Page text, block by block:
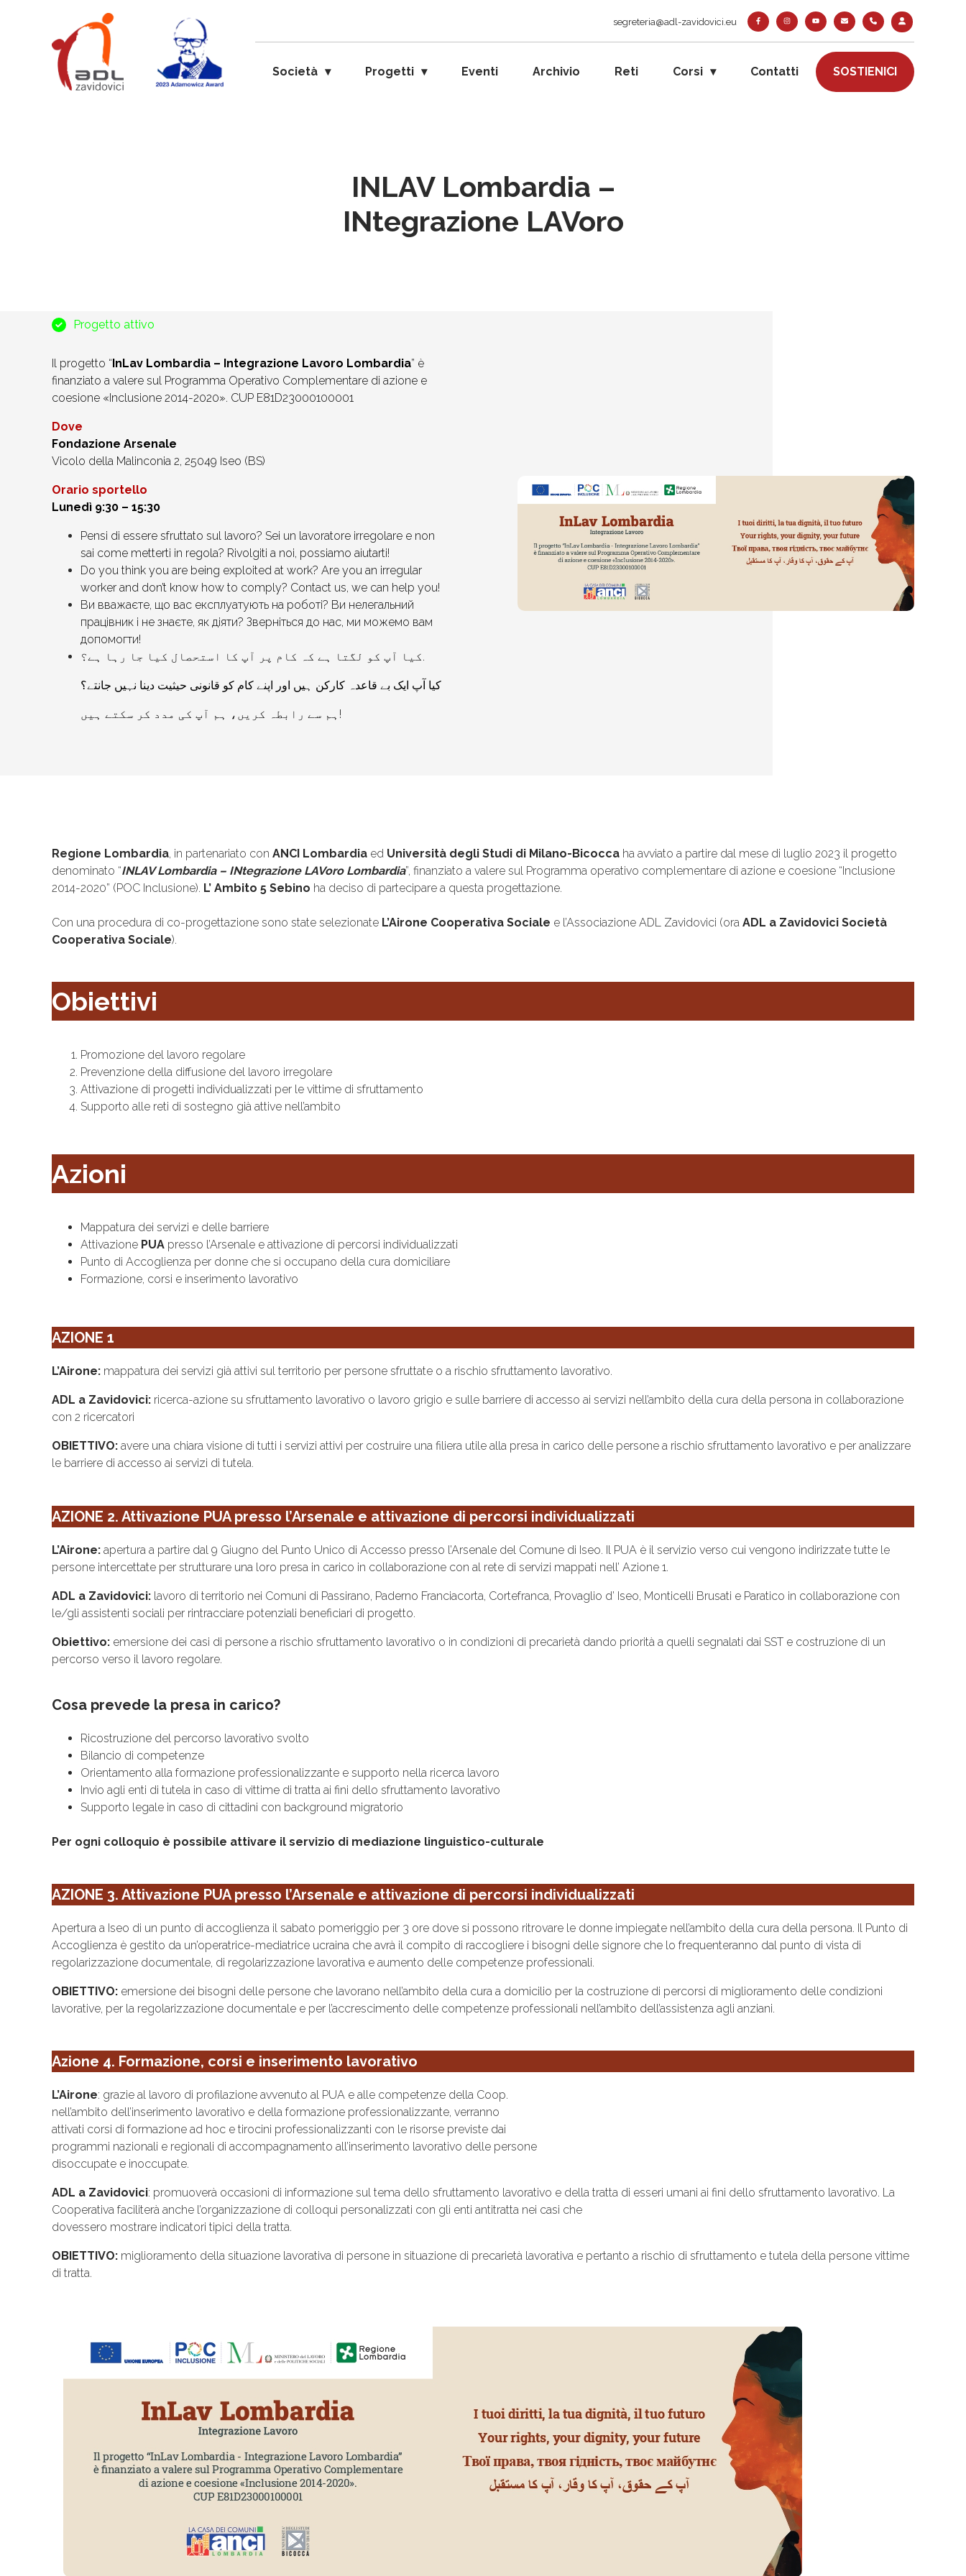
segreteria@adl-zavidovici.eu
Società Progetti Eventi Archivio Reti Corsi Contatti SOSTIENICI
INLAV Lombardia –
INtegrazione LAVoro
Progetto attivo
Il progetto “InLav Lombardia – Integrazione Lavoro Lombardia” è
finanziato a valere sul Programma Operativo Complementare di azione e
coesione «Inclusione 2014-2020». CUP E81D23000100001
Dove
Fondazione Arsenale
Vicolo della Malinconia 2, 25049 Iseo (BS)
Orario sportello
Lunedì 9:30 – 15:30
Pensi di essere sfruttato sul lavoro? Sei un lavoratore irregolare e non
sai come metterti in regola? Rivolgiti a noi, possiamo aiutarti!
Do you think you are being exploited at work? Are you an irregular
worker and don’t know how to comply? Contact us, we can help you!
Ви вважаєте, що вас експлуатують на роботі? Ви нелегальний
працівник і не знаєте, як діяти? Зверніться до нас, ми можемо вам
допомогти!
کیا آپ کو لگتا ہے کہ کام پر آپ کا استحصال کیا جا رہا ہے؟.
کیا آپ ایک بے قاعدہ کارکن ہیں اور اپنے کام کو قانونی حیثیت دینا نہیں جانتے؟
ہم سے رابطہ کریں، ہم آپ کی مدد کر سکتے ہیں!
Regione Lombardia, in partenariato con ANCI Lombardia ed Università degli Studi di Milano-Bicocca ha avviato a partire dal mese di luglio 2023 il progetto
denominato “INLAV Lombardia – INtegrazione LAVoro Lombardia”, finanziato a valere sul Programma operativo complementare di azione e coesione “Inclusione
2014-2020” (POC Inclusione). L’ Ambito 5 Sebino ha deciso di partecipare a questa progettazione.
Con una procedura di co-progettazione sono state selezionate L’Airone Cooperativa Sociale e l’Associazione ADL Zavidovici (ora ADL a Zavidovici Società
Cooperativa Sociale).
Obiettivi
Promozione del lavoro regolare
Prevenzione della diffusione del lavoro irregolare
Attivazione di progetti individualizzati per le vittime di sfruttamento
Supporto alle reti di sostegno già attive nell’ambito
Azioni
Mappatura dei servizi e delle barriere
Attivazione PUA presso l’Arsenale e attivazione di percorsi individualizzati
Punto di Accoglienza per donne che si occupano della cura domiciliare
Formazione, corsi e inserimento lavorativo
AZIONE 1
L’Airone: mappatura dei servizi già attivi sul territorio per persone sfruttate o a rischio sfruttamento lavorativo.
ADL a Zavidovici: ricerca-azione su sfruttamento lavorativo o lavoro grigio e sulle barriere di accesso ai servizi nell’ambito della cura della persona in collaborazione
con 2 ricercatori
OBIETTIVO: avere una chiara visione di tutti i servizi attivi per costruire una filiera utile alla presa in carico delle persone a rischio sfruttamento lavorativo e per analizzare
le barriere di accesso ai servizi di tutela.
AZIONE 2. Attivazione PUA presso l’Arsenale e attivazione di percorsi individualizzati
L’Airone: apertura a partire dal 9 Giugno del Punto Unico di Accesso presso l’Arsenale del Comune di Iseo. Il PUA è il servizio verso cui vengono indirizzate tutte le
persone intercettate per strutturare una loro presa in carico in collaborazione con al rete di servizi mappati nell’ Azione 1.
ADL a Zavidovici: lavoro di territorio nei Comuni di Passirano, Paderno Franciacorta, Cortefranca, Provaglio d’ Iseo, Monticelli Brusati e Paratico in collaborazione con
le/gli assistenti sociali per rintracciare potenziali beneficiari di progetto.
Obiettivo: emersione dei casi di persone a rischio sfruttamento lavorativo o in condizioni di precarietà dando priorità a quelli segnalati dai SST e costruzione di un
percorso verso il lavoro regolare.
Cosa prevede la presa in carico?
Ricostruzione del percorso lavorativo svolto
Bilancio di competenze
Orientamento alla formazione professionalizzante e supporto nella ricerca lavoro
Invio agli enti di tutela in caso di vittime di tratta ai fini dello sfruttamento lavorativo
Supporto legale in caso di cittadini con background migratorio
Per ogni colloquio è possibile attivare il servizio di mediazione linguistico-culturale
AZIONE 3. Attivazione PUA presso l’Arsenale e attivazione di percorsi individualizzati
Apertura a Iseo di un punto di accoglienza il sabato pomeriggio per 3 ore dove si possono ritrovare le donne impiegate nell’ambito della cura della persona. Il Punto di
Accoglienza è gestito da un’operatrice-mediatrice ucraina che avrà il compito di raccogliere i bisogni delle signore che lo frequenteranno dal punto di vista di
regolarizzazione documentale, di regolarizzazione lavorativa e aumento delle competenze professionali.
OBIETTIVO: emersione dei bisogni delle persone che lavorano nell’ambito della cura a domicilio per la costruzione di percorsi di miglioramento delle condizioni
lavorative, per la regolarizzazione documentale e per l’accrescimento delle competenze professionali nell’ambito dell’assistenza agli anziani.
Azione 4. Formazione, corsi e inserimento lavorativo
L’Airone: grazie al lavoro di profilazione avvenuto al PUA e alle competenze della Coop.
nell’ambito dell’inserimento lavorativo e della formazione professionalizzante, verranno
attivati corsi di formazione ad hoc e tirocini professionalizzanti con le risorse previste dai
programmi nazionali e regionali di accompagnamento all’inserimento lavorativo delle persone
disoccupate e inoccupate.
ADL a Zavidovici: promuoverà occasioni di informazione sul tema dello sfruttamento lavorativo e della tratta di esseri umani ai fini dello sfruttamento lavorativo. La
Cooperativa faciliterà anche l’organizzazione di colloqui personalizzati con gli enti antitratta nei casi che
dovessero mostrare indicatori tipici della tratta.
OBIETTIVO: miglioramento della situazione lavorativa di persone in situazione di precarietà lavorativa e pertanto a rischio di sfruttamento e tutela della persone vittime
di tratta.